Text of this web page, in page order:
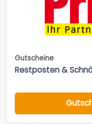
Gutscheine
Restposten &